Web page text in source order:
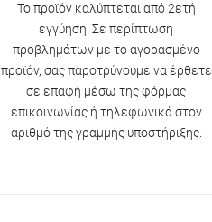
Το προϊόν καλύπτεται από 2ετή
εγγύηση. Σε περίπτωση
προβλημάτων με το αγορασμένο
προϊόν, σας παροτρύνουμε να έρθετε
σε επαφή μέσω της φόρμας
επικοινωνίας ή τηλεφωνικά στον
αριθμό της γραμμής υποστήριξης.